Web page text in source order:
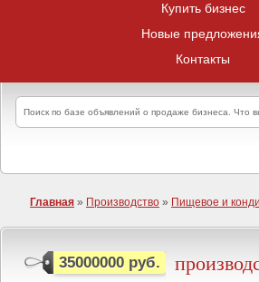
Купить бизнес
Новые
Контакты
Главная » Производство » Пищевое и
35000000 руб.